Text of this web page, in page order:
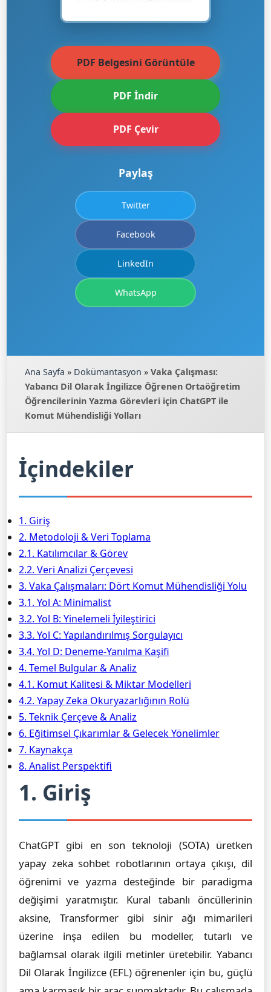
PDF Belgesini Görüntüle
PDF İndir
PDF Çevir
Paylaş
Twitter
Facebook
LinkedIn
WhatsApp
Ana Sayfa » Dokümantasyon » Vaka Çalışması:
Yabancı Dil Olarak İngilizce Öğrenen Ortaöğretim
Öğrencilerinin Yazma Görevleri için ChatGPT ile
Komut Mühendisliği Yolları
İçindekiler
1. Giriş
2. Metodoloji & Veri Toplama
2.1. Katılımcılar & Görev
2.2. Veri Analizi Çerçevesi
3. Vaka Çalışmaları: Dört Komut Mühendisliği Yolu
3.1. Yol A: Minimalist
3.2. Yol B: Yinelemeli İyileştirici
3.3. Yol C: Yapılandırılmış Sorgulayıcı
3.4. Yol D: Deneme-Yanılma Kaşifi
4. Temel Bulgular & Analiz
4.1. Komut Kalitesi & Miktar Modelleri
4.2. Yapay Zeka Okuryazarlığının Rolü
5. Teknik Çerçeve & Analiz
6. Eğitimsel Çıkarımlar & Gelecek Yönelimler
7. Kaynakça
8. Analist Perspektifi
1. Giriş
ChatGPT gibi en son teknoloji (SOTA) üretken
yapay zeka sohbet robotlarının ortaya çıkışı, dil
öğrenimi ve yazma desteğinde bir paradigma
değişimi yaratmıştır. Kural tabanlı öncüllerinin
aksine, Transformer gibi sinir ağı mimarileri
üzerine inşa edilen bu modeller, tutarlı ve
bağlamsal olarak ilgili metinler üretebilir. Yabancı
Dil Olarak İngilizce (EFL) öğrenenler için bu, güçlü